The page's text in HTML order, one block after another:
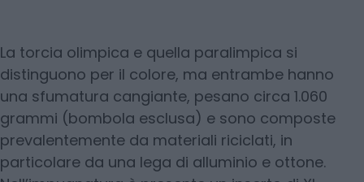
La torcia olimpica e quella paralimpica si
distinguono per il colore, ma entrambe hanno
una sfumatura cangiante, pesano circa 1.060
grammi (bombola esclusa) e sono composte
prevalentemente da materiali riciclati, in
particolare da una lega di alluminio e ottone.